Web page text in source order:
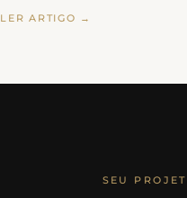
LER ARTIGO →
SEU